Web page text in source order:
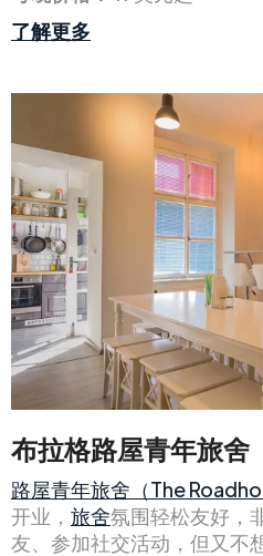
了解更多
布拉格路屋青年旅舍
路屋青年旅舍（The
开业， 旅舍氛围轻松友好，
友、参加社交活动，但又不